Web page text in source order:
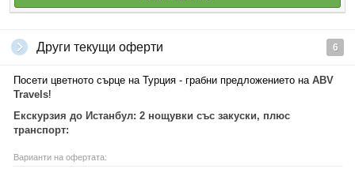
Други текущи оферти 6
Посети цветното сърце на Турция - грабни предложението на ABV
Travels!
Екскурзия до Истанбул: 2 нощувки със закуски, плюс
транспорт:
Варианти на офертата: